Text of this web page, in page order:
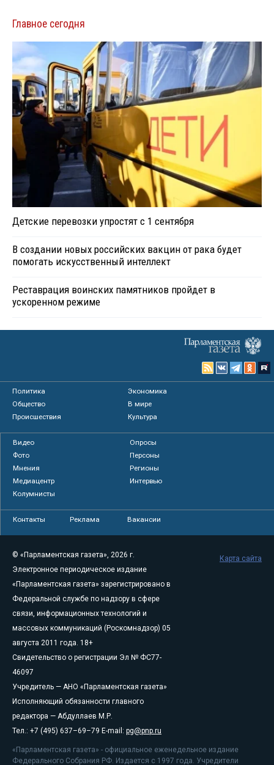
Главное сегодня
Детские перевозки упростят с 1 сентября
В создании новых российских вакцин от рака будет
помогать искусственный интеллект
Реставрация воинских памятников пройдет в
ускоренном режиме
Политика
Экономика
Общество
В мире
Происшествия
Культура
Видео
Опросы
Фото
Персоны
Мнения
Регионы
Медиацентр
Интервью
Колумнисты
Контакты Реклама Вакансии
© «Парламентская газета», 2026 г.
Электронное периодическое издание
«Парламентская газета» зарегистрировано в
Федеральной службе по надзору в сфере
связи, информационных технологий и
массовых коммуникаций (Роскомнадзор) 05
августа 2011 года. 18+
Свидетельство о регистрации Эл № ФС77-
46097
Учредитель — АНО «Парламентская газета»
Исполняющий обязанности главного
редактора — Абдуллаев М.Р.
Тел.: +7 (495) 637–69–79 E-mail: pg@pnp.ru
«Парламентская газета» - официальное еженедельное издание
Федерального Собрания РФ. Издается с 1997 года. Учредители
Карта сайта